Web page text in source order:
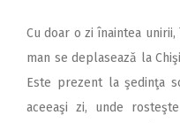
Cu doar o zi înaintea
man se deplasează la
Este prezent la şedinţa
aceeaşi zi, unde